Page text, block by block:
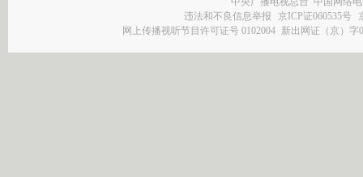
违法和不良信息举报
京ICP证060535号
网上传播视听节目许可证号 0102004 新出网证（京）